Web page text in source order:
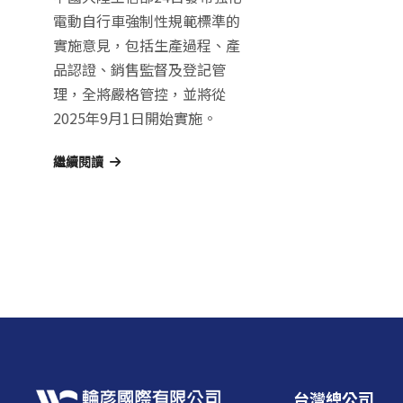
電動自行車強制性規範標準的
實施意見，包括生產過程、產
品認證、銷售監督及登記管
理，全將嚴格管控，並將從
2025年9月1日開始實施。
繼續閱讀
台灣總公司